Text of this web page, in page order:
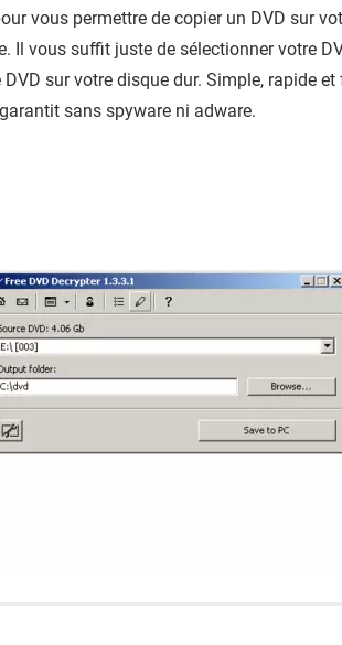
vous permettre de copier un DVD sur
vous suffit juste de sélectionner votre
sur votre disque dur. Simple, rapide
sans spyware ni adware.